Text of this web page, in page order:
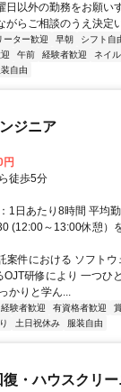
以外の勤務をお願い
がらご相談のうえ決定
ーター歓迎 早朝 シフト自
午前 経験者歓迎 ネイ
装自由
ジニア
徒歩5分
1日あたり8時間 平均
(12:00～13:00休憩）
案件における ソフトウ
研修により 一つひ
かりと学ん...
経験者歓迎 有資格者歓迎
土日祝休み 服装自由
・ハウスクリ